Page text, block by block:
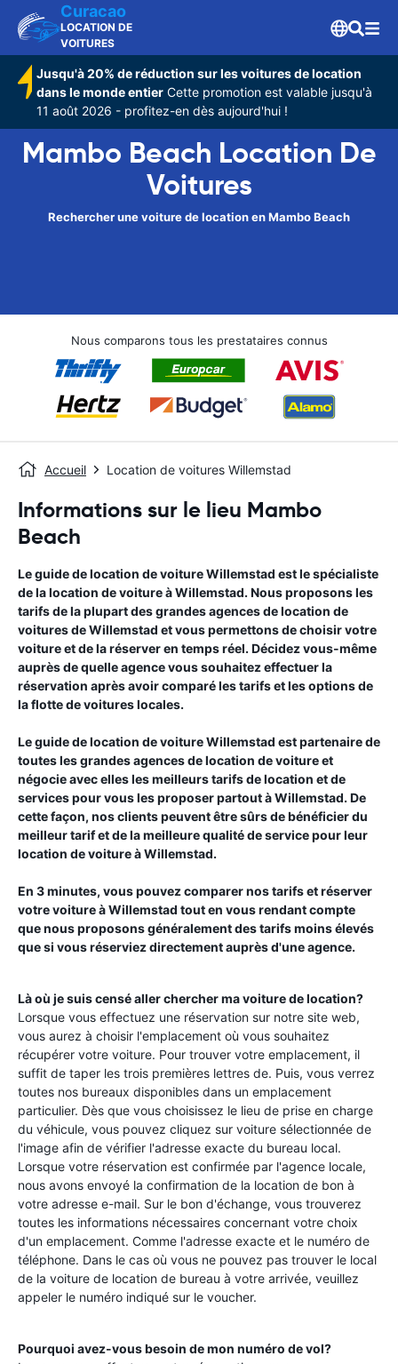
Curacao
LOCATION DE
VOITURES
Jusqu'à 20% de réduction sur les voitures de location
dans le monde entier Cette promotion est valable jusqu'à
11 août 2026 - profitez-en dès aujourd'hui !
Mambo Beach Location De
Voitures
Rechercher une voiture de location en Mambo Beach
Nous comparons tous les prestataires connus
Accueil Location de voitures Willemstad
Informations sur le lieu Mambo
Beach
Le guide de location de voitureWillemstad est le spécialiste
de la location de voiture àWillemstad. Nous proposons les
tarifs de la plupart des grandes agences de location de
voitures deWillemstad et vous permettons de choisir votre
voiture et de la réserver en temps réel. Décidez vous-même
auprès de quelle agence vous souhaitez effectuer la
réservation après avoir comparé les tarifs et les options de
la flotte de voitures locales.
Le guide de location de voitureWillemstad est partenaire de
toutes les grandes agences de location de voiture et
négocie avec elles les meilleurs tarifs de location et de
services pour vous les proposer partout àWillemstad. De
cette façon, nos clients peuvent être sûrs de bénéficier du
meilleur tarif et de la meilleure qualité de service pour leur
location de voiture àWillemstad.
En 3 minutes, vous pouvez comparer nos tarifs et réserver
votre voiture àWillemstad tout en vous rendant compte
que nous proposons généralement des tarifs moins élevés
que si vous réserviez directement auprès d'une agence.
Là où je suis censé aller chercher ma voiture de location?
Lorsque vous effectuez une réservation sur notre site web,
vous aurez à choisir l'emplacement où vous souhaitez
récupérer votre voiture. Pour trouver votre emplacement, il
suffit de taper les trois premières lettres de. Puis, vous verrez
toutes nos bureaux disponibles dans un emplacement
particulier. Dès que vous choisissez le lieu de prise en charge
du véhicule, vous pouvez cliquez sur voiture sélectionnée de
l'image afin de vérifier l'adresse exacte du bureau local.
Lorsque votre réservation est confirmée par l'agence locale,
nous avons envoyé la confirmation de la location de bon à
votre adresse e-mail. Sur le bon d'échange, vous trouverez
toutes les informations nécessaires concernant votre choix
d'un emplacement. Comme l'adresse exacte et le numéro de
téléphone. Dans le cas où vous ne pouvez pas trouver le local
de la voiture de location de bureau à votre arrivée, veuillez
appeler le numéro indiqué sur le voucher.
Pourquoi avez-vous besoin de mon numéro de vol?